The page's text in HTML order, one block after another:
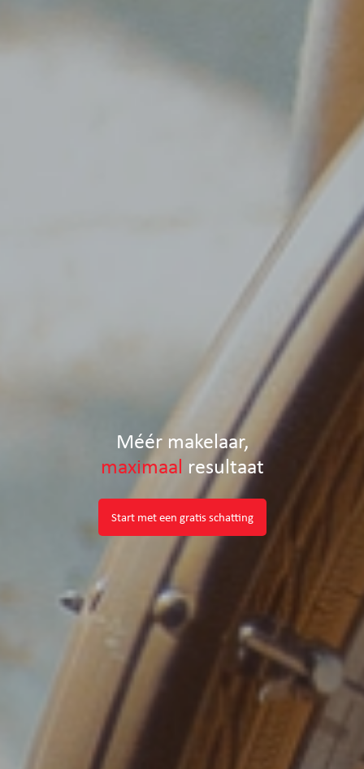
Méér makelaar,
maximaal resultaat
Start met een gratis schatting